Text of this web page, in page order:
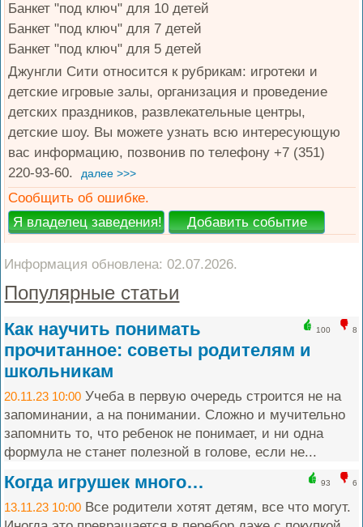
Банкет "под ключ" для 10 детей
Банкет "под ключ" для 7 детей
Банкет "под ключ" для 5 детей
Джунгли Сити относится к рубрикам: игротеки и
детские игровые залы, организация и проведение
детских праздников, развлекательные центры,
детские шоу. Вы можете узнать всю интересующую
вас информацию, позвонив по телефону +7 (351)
220-93-60.
далее >>>
Сообщить об ошибке.
Информация обновлена: 02.07.2026.
Популярные статьи
100 8
Как научить понимать
прочитанное: советы родителям и
школьникам
20.11.23 10:00 Учеба в первую очередь строится не на
запоминании, а на понимании. Сложно и мучительно
запомнить то, что ребенок не понимает, и ни одна
формула не станет полезной в голове, если не...
93 6
Когда игрушек много…
13.11.23 10:00 Все родители хотят детям, все что могут.